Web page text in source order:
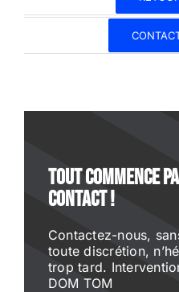
Tout commence
contact !
Contactez-nous,
toute discrétion,
trop tard.
DOM TOM